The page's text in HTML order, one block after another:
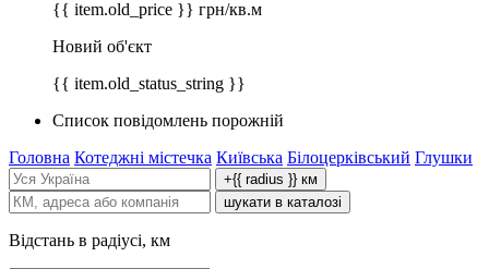
{{ item.old_price }} грн/кв.м
Новий об'єкт
{{ item.old_status_string }}
Список повідомлень порожній
Головна Котеджні містечка Київська Білоцерківський Глушки
+{{ radius }} км
шукати в каталозі
Відстань в радіусі, км